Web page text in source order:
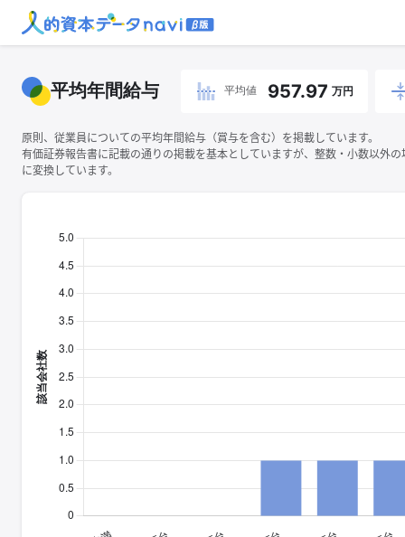
平均年間給与 平均値 957.97 万円
原則、従業員についての平均年間給与（賞与を含む）を掲載しています。
有価証券報告書に記載の通りの掲載を基本としていますが、整数・小数以外
に変換しています。